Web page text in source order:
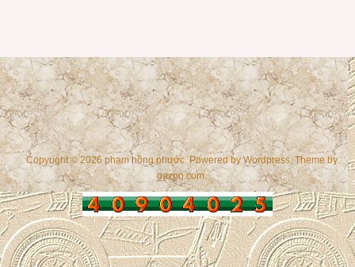
Copyright © 2026 phạm hồng phước. Powered byWordpress, Theme by
gazpo.com.